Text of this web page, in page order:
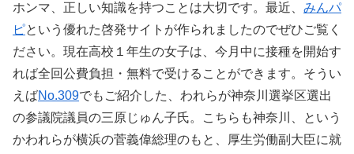
ホンマ、正しい知識を持つことは大切です。最近、 みんパ
ピという優れた啓発サイトが作られましたのでぜひご覧く
ださい。現在高校１年生の女子は、今月中に接種を開始す
れば全回公費負担・無料で受けることができます。そうい
えばNo.309でもご紹介した、われらが神奈川選挙区選出
の参議院議員の三原じゅん子氏。こちらも神奈川、という
かわれらが横浜の菅義偉総理のもと、厚生労働副大臣に就